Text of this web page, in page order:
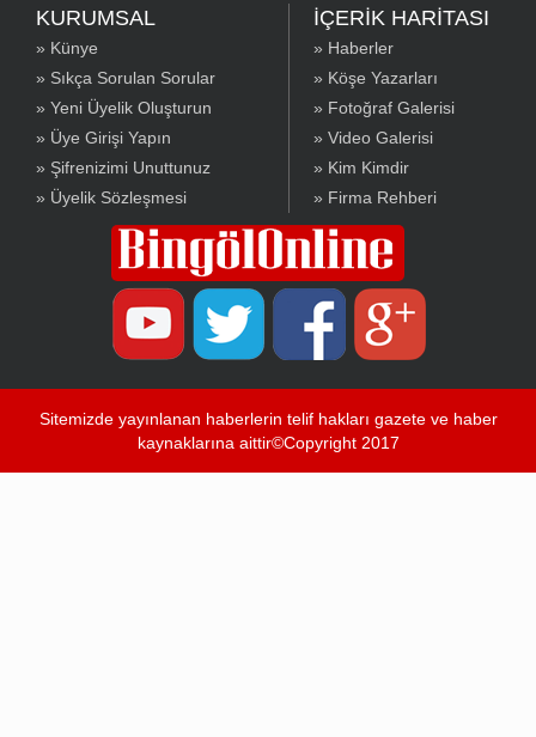
KURUMSAL
» Künye
» Sıkça Sorulan Sorular
» Yeni Üyelik Oluşturun
» Üye Girişi Yapın
» Şifrenizimi Unuttunuz
» Üyelik Sözleşmesi
İÇERİK HARİTASI
» Haberler
» Köşe Yazarları
» Fotoğraf Galerisi
» Video Galerisi
» Kim Kimdir
» Firma Rehberi
Sitemizde yayınlanan haberlerin telif hakları gazete ve haber
kaynaklarına aittir©Copyright 2017